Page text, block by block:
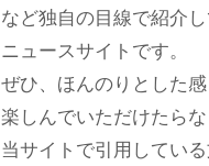
など独自の目線で紹介し
ニュースサイトです。
ぜひ、ほんのりとした
楽しんでいただけたらな
当サイトで引用してい